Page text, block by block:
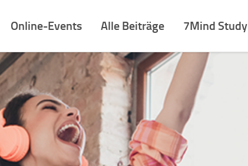
Online-Events Alle Beiträge 7Mind Study